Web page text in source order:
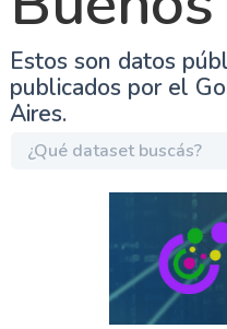
Estos son datos
publicados por el
Aires.